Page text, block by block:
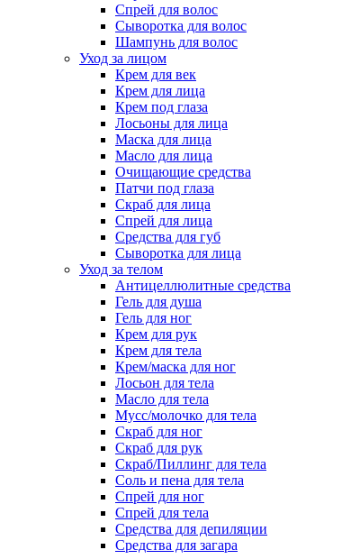
Спрей для волос
Сыворотка для волос
Шампунь для волос
Уход за лицом
Крем для век
Крем для лица
Крем под глаза
Лосьоны для лица
Маска для лица
Масло для лица
Очищающие средства
Патчи под глаза
Скраб для лица
Спрей для лица
Средства для губ
Сыворотка для лица
Уход за телом
Антицеллюлитные средства
Гель для душа
Гель для ног
Крем для рук
Крем для тела
Крем/маска для ног
Лосьон для тела
Масло для тела
Мусс/молочко для тела
Скраб для ног
Скраб для рук
Скраб/Пиллинг для тела
Соль и пена для тела
Спрей для ног
Спрей для тела
Средства для депиляции
Средства для загара